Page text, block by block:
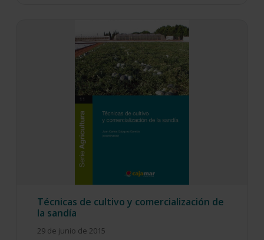
Técnicas de cultivo y comercialización de
la sandía
29 de junio de 2015